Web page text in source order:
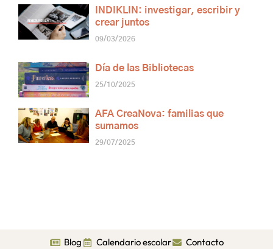
INDIKLIN: investigar, escribir y
crear juntos
09/03/2026
Día de las Bibliotecas
25/10/2025
AFA CreaNova: familias que
sumamos
29/07/2025
Blog Calendario escolar Contacto